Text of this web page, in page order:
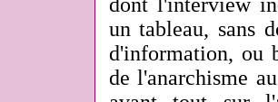
dont l'interview
un tableau, sans
d'information, ou
de l'anarchisme